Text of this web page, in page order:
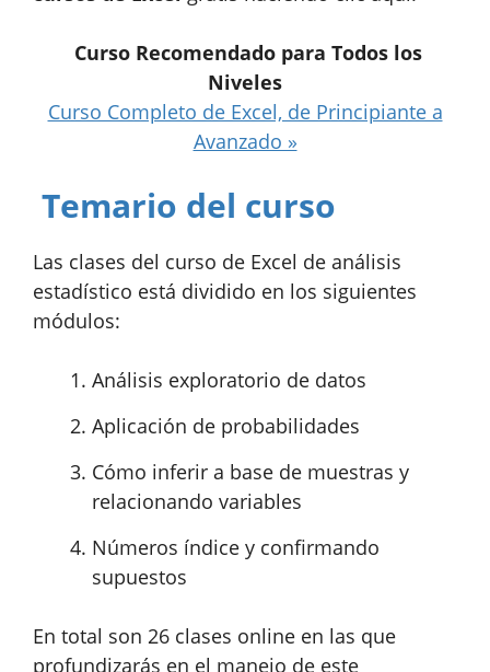
Curso Recomendado para Todos los
Niveles
Curso Completo de Excel, de Principiante a
Avanzado »
Temario del curso
Las clases del curso de Excel de análisis
estadístico está dividido en los siguientes
módulos:
Análisis exploratorio de datos
Aplicación de probabilidades
Cómo inferir a base de muestras y
relacionando variables
Números índice y confirmando
supuestos
En total son 26 clases online en las que
profundizarás en el manejo de este